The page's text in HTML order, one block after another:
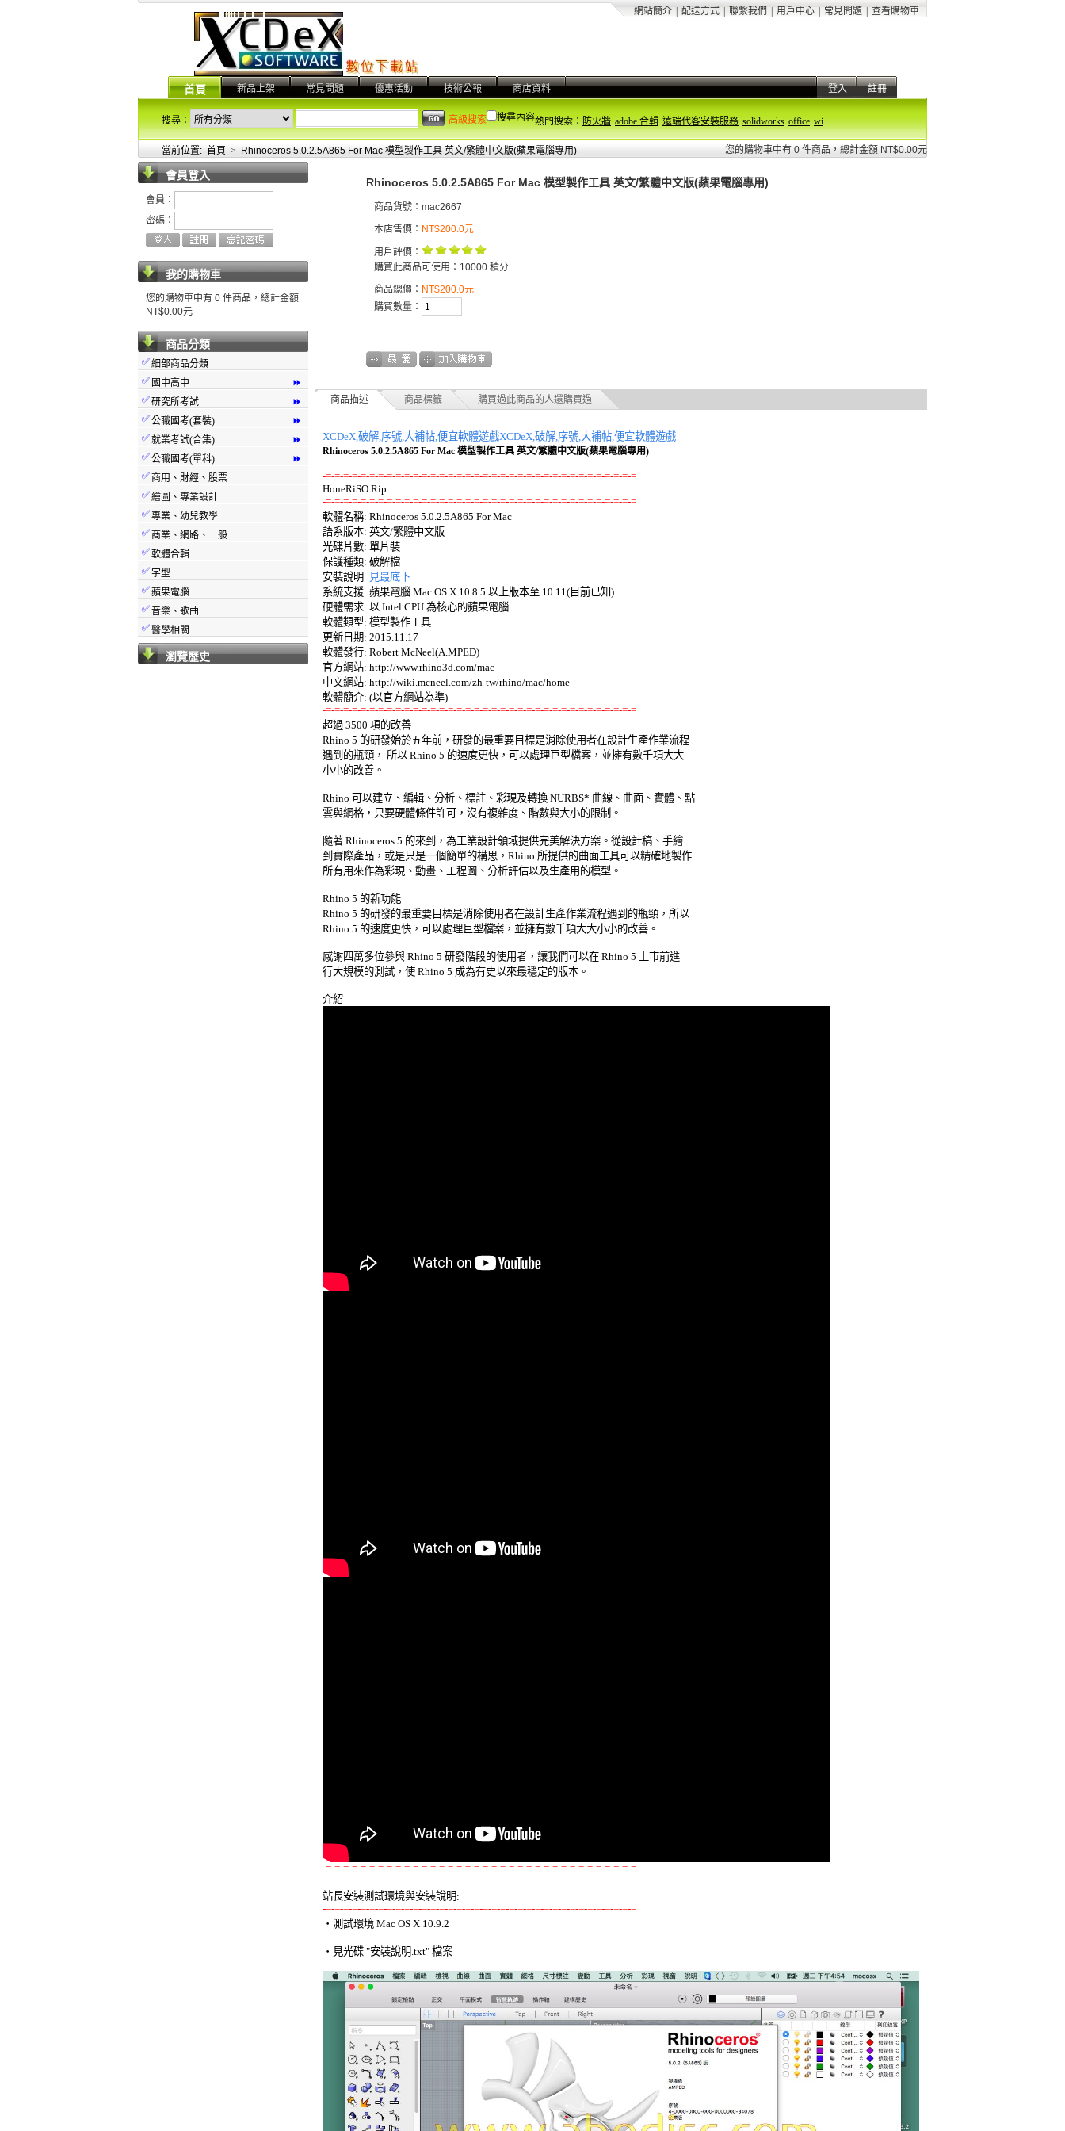
網站簡介 配送方式 聯繫我們 用戶中心 常見問題 查看購物車
首頁 新品上架 常見問題 優惠活動 技術公報 商店資料 登入 註冊
熱門搜索：防火牆 adobe 合輯 遠端代客安裝服務 solidworks office windows 11
搜尋： 搜尋內容
高級搜索
當前位置: 首頁 > Rhinoceros 5.0.2.5A865 For Mac 模型製作工具 英文/繁體中文版(蘋果電腦專用) 您的購物車中有 0 件商品，總計金額 NT$0.00元
會員登入
會員：
密碼：
我的購物車
您的購物車中有 0 件商品，總計金額
NT$0.00元
商品分類
✅細部商品分類
⏩
✅ 國中高中
⏩
✅研究所考試
⏩
✅公職國考(套裝)
⏩
✅就業考試(合集)
⏩
✅公職國考(單科)
✅ 商用、財經、股票
✅繪圖、專業設計
✅專業、幼兒教學
✅ 商業、網路、一般
✅軟體合輯
✅字型
✅蘋果電腦
✅音樂、歌曲
✅醫學相關
瀏覽歷史
Rhinoceros 5.0.2.5A865 For Mac 模型製作工具 英文/繁體中文版(蘋果電腦專用)
商品貨號：mac2667
本店售價： NT$200.0元
用戶評價：
購買此商品可使用：10000 積分
商品總價： NT$200.0元
購買數量：
商品描述 商品標籤 購買過此商品的人還購買過
XCDeX,破解,序號,大補帖,便宜軟體遊戲XCDeX,破解,序號,大補帖,便宜軟體遊戲
Rhinoceros 5.0.2.5A865 For Mac 模型製作工具 英文/繁體中文版(蘋果電腦專用)
-=-=-=-=-=-=-=-=-=-=-=-=-=-=-=-=-=-=-=-=-=-=-=-=-=-=-=-=-=-=-=-=-=-=-=-=
-=-=-=-=-=-=-=-=-=-=-=-=-=-=-=-=-=-=-=-=-=-=-=-=-=-=-=-=-=-=-=-=-=-=-=-=
軟體名稱: Rhinoceros 5.0.2.5A865 For Mac
語系版本: 英文/繁體中文版
光碟片數: 單片裝
保護種類: 破解檔
安裝說明: 見最底下
系統支援: 蘋果電腦 Mac OS X 10.8.5 以上版本至 10.11(目前已知)
硬體需求: 以 Intel CPU 為核心的蘋果電腦
軟體類型: 模型製作工具
更新日期: 2015.11.17
軟體發行: Robert McNeel(A.MPED)
官方網站: http://www.rhino3d.com/mac
中文網站: http://wiki.mcneel.com/zh-tw/rhino/mac/home
-=-=-=-=-=-=-=-=-=-=-=-=-=-=-=-=-=-=-=-=-=-=-=-=-=-=-=-=-=-=-=-=-=-=-=-=
超過 3500 項的改善
Rhino 5 的研發始於五年前，研發的最重要目標是消除使用者在設計生產作業流程
遇到的瓶頸， 所以 Rhino 5 的速度更快，可以處理巨型檔案，並擁有數千項大大
小小的改善。
Rhino 可以建立、編輯、分析、標註、彩現及轉換 NURBS* 曲線、曲面、實體、點
雲與網格，只要硬體條件許可，沒有複雜度、階數與大小的限制。
隨著 Rhinoceros 5 的來到，為工業設計領域提供完美解決方案。從設計稿、手繪
到實際產品，或是只是一個簡單的構思，Rhino 所提供的曲面工具可以精確地製作
所有用來作為彩現、動畫、工程圖、分析評估以及生產用的模型。
Rhino 5 的新功能
Rhino 5 的研發的最重要目標是消除使用者在設計生產作業流程遇到的瓶頸，所以
Rhino 5 的速度更快，可以處理巨型檔案，並擁有數千項大大小小的改善。
感謝四萬多位參與 Rhino 5 研發階段的使用者，讓我們可以在 Rhino 5 上市前進
行大規模的測試，使 Rhino 5 成為有史以來最穩定的版本。
-=-=-=-=-=-=-=-=-=-=-=-=-=-=-=-=-=-=-=-=-=-=-=-=-=-=-=-=-=-=-=-=-=-=-=-=
站長安裝測試環境與安裝說明:
-=-=-=-=-=-=-=-=-=-=-=-=-=-=-=-=-=-=-=-=-=-=-=-=-=-=-=-=-=-=-=-=-=-=-=-=
‧測試環境 Mac OS X 10.9.2
‧見光碟 "安裝說明.txt" 檔案